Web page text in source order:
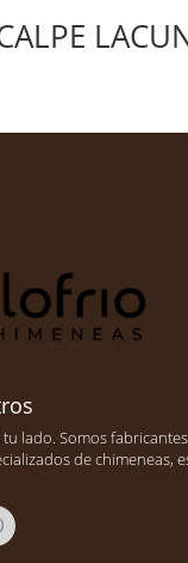
tu lado. Somos
de chimeneas,